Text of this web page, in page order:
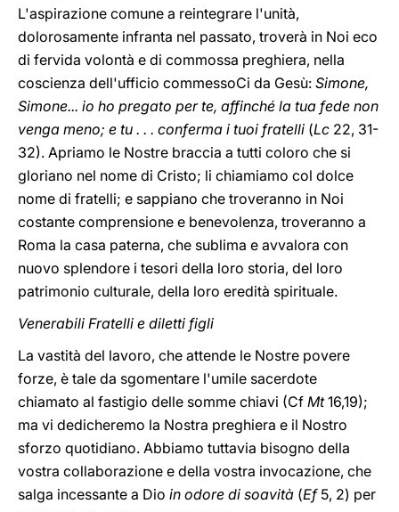
L'aspirazione comune a reintegrare l'unità,
dolorosamente infranta nel passato, troverà in Noi eco
di fervida volontà e di commossa preghiera, nella
coscienza dell'ufficio commessoCi da Gesù: Simone,
Simone... io ho pregato per te, affinché la tua fede non
venga meno; e tu . . . conferma i tuoi fratelli (Lc 22, 31-
32). Apriamo le Nostre braccia a tutti coloro che si
gloriano nel nome di Cristo; li chiamiamo col dolce
nome di fratelli; e sappiano che troveranno in Noi
costante comprensione e benevolenza, troveranno a
Roma la casa paterna, che sublima e avvalora con
nuovo splendore i tesori della loro storia, del loro
patrimonio culturale, della loro eredità spirituale.
Venerabili Fratelli e diletti figli
La vastità del lavoro, che attende le Nostre povere
forze, è tale da sgomentare l'umile sacerdote
chiamato al fastigio delle somme chiavi (Cf Mt16,19);
ma vi dedicheremo la Nostra preghiera e il Nostro
sforzo quotidiano. Abbiamo tuttavia bisogno della
vostra collaborazione e della vostra invocazione, che
salga incessante a Dio in odore di soavità (Ef5, 2) per